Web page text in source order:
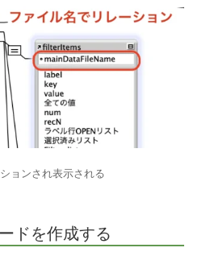
ョンされ表示される
ドを作成する